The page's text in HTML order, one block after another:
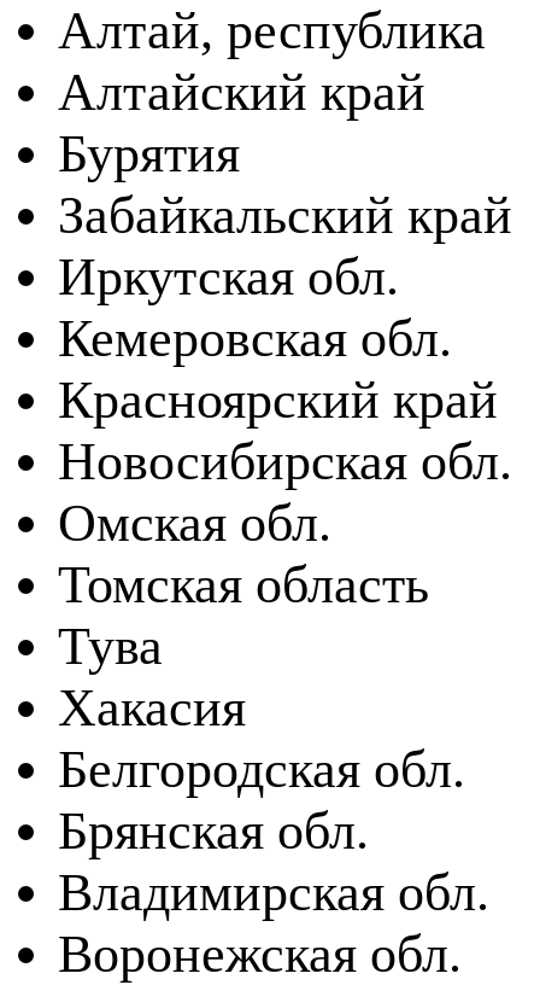
Алтай, республика
Алтайский край
Бурятия
Забайкальский край
Иркутская обл.
Кемеровская обл.
Красноярский край
Новосибирская обл.
Омская обл.
Томская область
Тува
Хакасия
Белгородская обл.
Брянская обл.
Владимирская обл.
Воронежская обл.